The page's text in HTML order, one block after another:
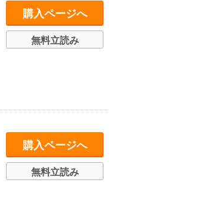
購入ページへ
無料立読み
購入ページへ
無料立読み